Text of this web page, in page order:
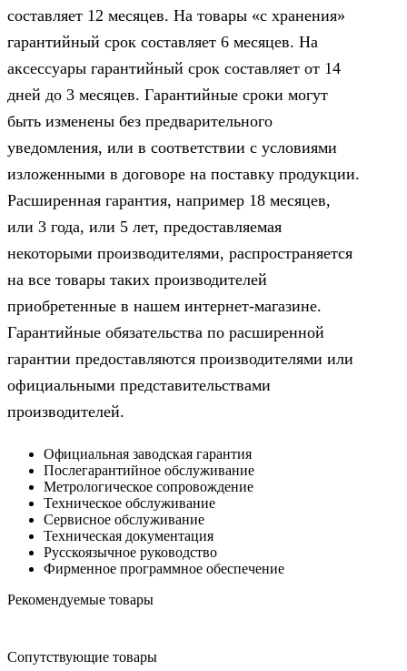
составляет 12 месяцев. На товары «с хранения»
гарантийный срок составляет 6 месяцев. На
аксессуары гарантийный срок составляет от 14
дней до 3 месяцев. Гарантийные сроки могут
быть изменены без предварительного
уведомления, или в соответствии с условиями
изложенными в договоре на поставку продукции.
Расширенная гарантия, например 18 месяцев,
или 3 года, или 5 лет, предоставляемая
некоторыми производителями, распространяется
на все товары таких производителей
приобретенные в нашем интернет-магазине.
Гарантийные обязательства по расширенной
гарантии предоставляются производителями или
официальными представительствами
производителей.
Официальная заводская гарантия
Послегарантийное обслуживание
Метрологическое сопровождение
Техническое обслуживание
Сервисное обслуживание
Техническая документация
Русскоязычное руководство
Фирменное программное обеспечение
Рекомендуемые товары
Сопутствующие товары